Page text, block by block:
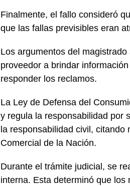
Finalmente, el fallo consideró
que las fallas previsibles eran
Los argumentos del
proveedor a brindar
responder los reclamos.
La Ley de Defensa del
y regula la responsabilidad por
la responsabilidad civil,
Comercial de la Nación.
Durante el trámite judicial, se
interna. Esta determinó que